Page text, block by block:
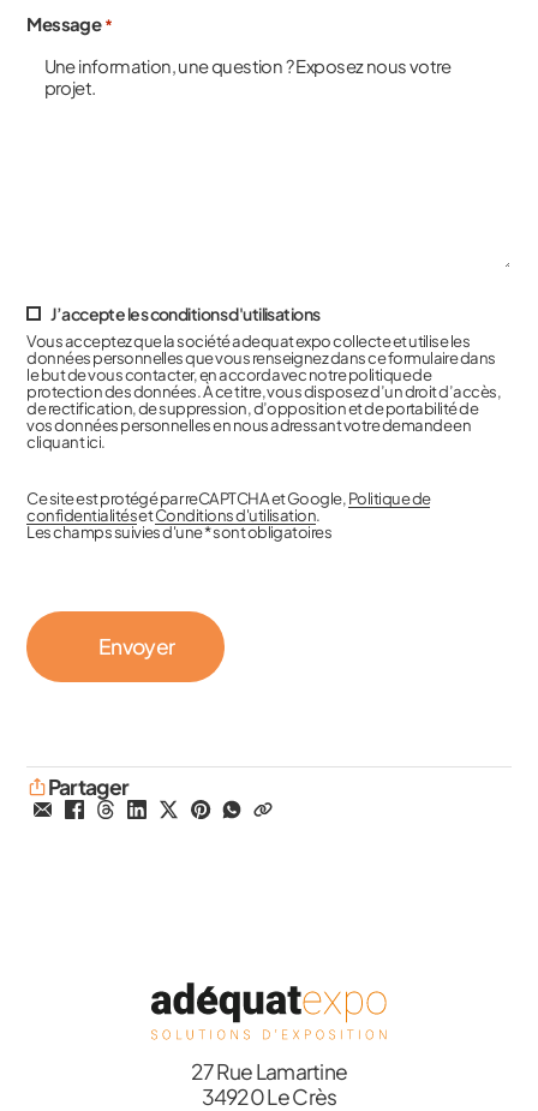
Message *
J’accepte les conditions d'utilisations
Vous acceptez que la société adequat expo collecte et utilise les
données personnelles que vous renseignez dans ce formulaire dans
le but de vous contacter, en accord avec notre politique de
protection des données. À ce titre, vous disposez d’un droit d’accès,
de rectification, de suppression, d’opposition et de portabilité de
vos données personnelles en nous adressant votre demande en
cliquant ici.
Ce site est protégé par reCAPTCHA et Google,Politique de
confidentialitésetConditions d'utilisation.
Les champs suivies d'une * sont obligatoires
Partager
27 Rue Lamartine
34920 Le Crès